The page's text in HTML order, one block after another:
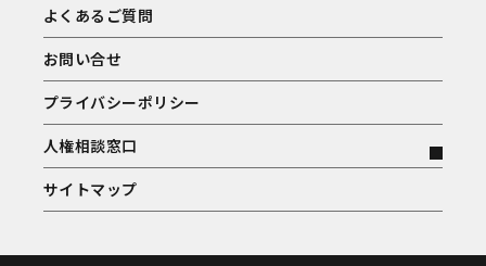
よくあるご質問
お問い合せ
プライバシーポリシー
人権相談窓口
サイトマップ